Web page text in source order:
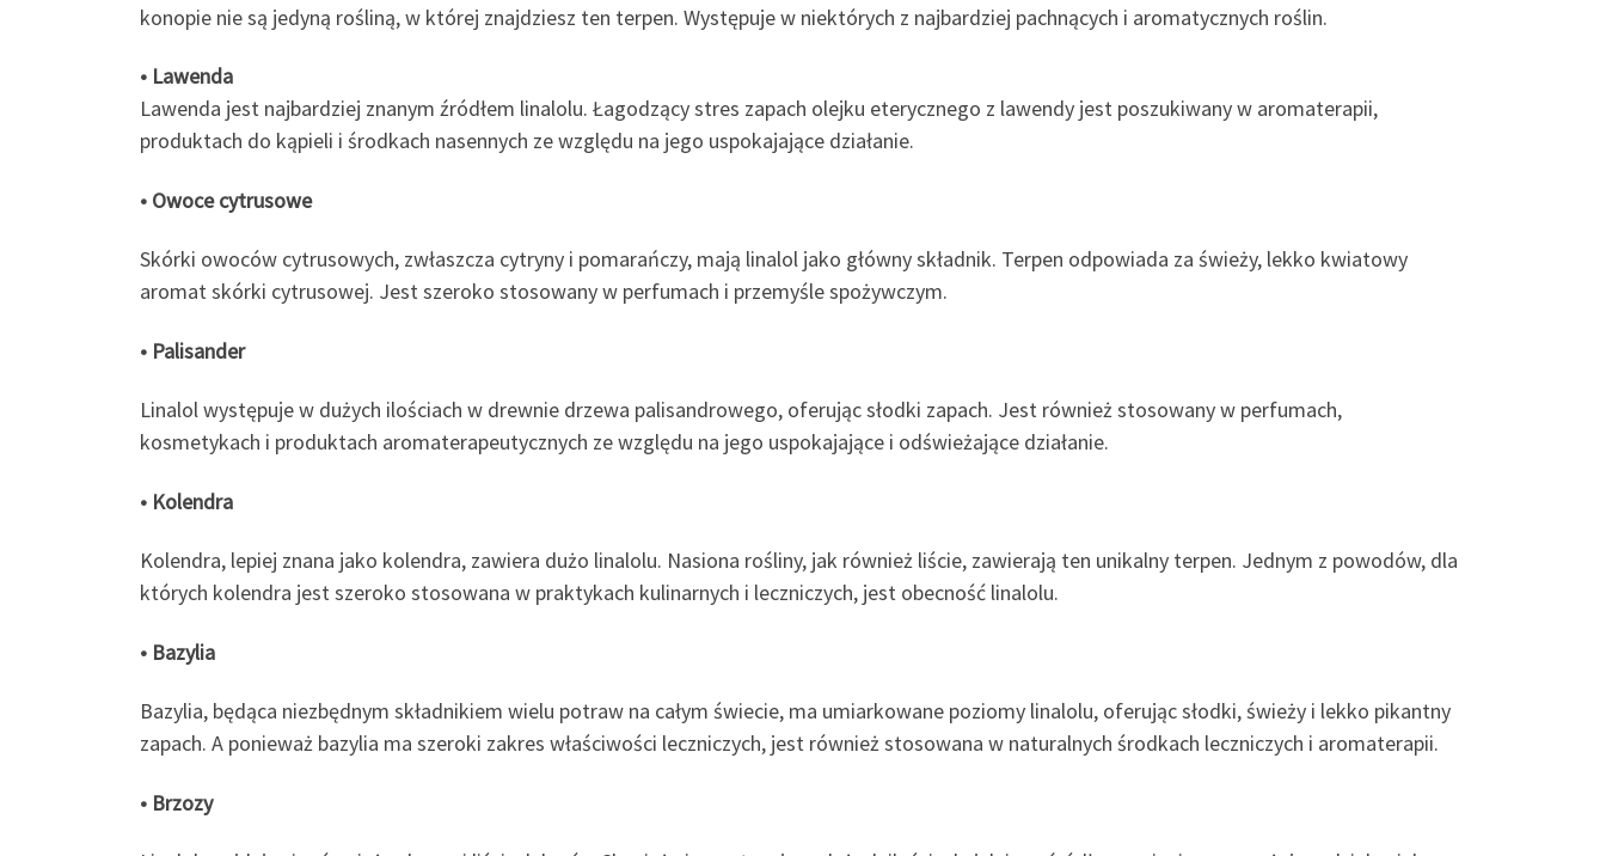
konopie nie są jedyną rośliną, w której znajdziesz ten terpen. Występuje w niektórych z najbardziej pachnących i aromatycznych roślin.
• Lawenda
Lawenda jest najbardziej znanym źródłem linalolu. Łagodzący stres zapach olejku eterycznego z lawendy jest poszukiwany w aromaterapii,
produktach do kąpieli i środkach nasennych ze względu na jego uspokajające działanie.
• Owoce cytrusowe
Skórki owoców cytrusowych, zwłaszcza cytryny i pomarańczy, mają linalol jako główny składnik. Terpen odpowiada za świeży, lekko kwiatowy
aromat skórki cytrusowej. Jest szeroko stosowany w perfumach i przemyśle spożywczym.
• Palisander
Linalol występuje w dużych ilościach w drewnie drzewa palisandrowego, oferując słodki zapach. Jest również stosowany w perfumach,
kosmetykach i produktach aromaterapeutycznych ze względu na jego uspokajające i odświeżające działanie.
• Kolendra
Kolendra, lepiej znana jako kolendra, zawiera dużo linalolu. Nasiona rośliny, jak również liście, zawierają ten unikalny terpen. Jednym z powodów, dla
których kolendra jest szeroko stosowana w praktykach kulinarnych i leczniczych, jest obecność linalolu.
• Bazylia
Bazylia, będąca niezbędnym składnikiem wielu potraw na całym świecie, ma umiarkowane poziomy linalolu, oferując słodki, świeży i lekko pikantny
zapach. A ponieważ bazylia ma szeroki zakres właściwości leczniczych, jest również stosowana w naturalnych środkach leczniczych i aromaterapii.
• Brzozy